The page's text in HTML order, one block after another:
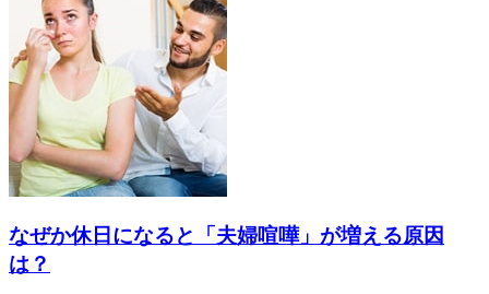
なぜか休日になると「夫婦喧嘩」が増える原因
は？